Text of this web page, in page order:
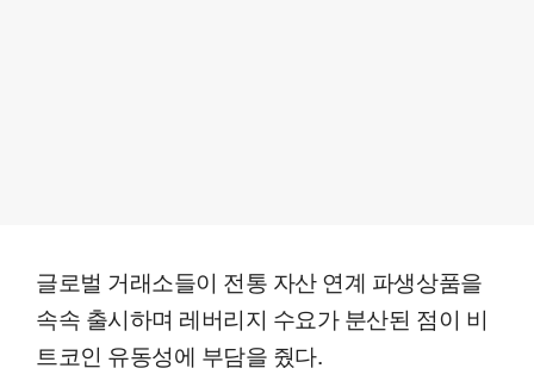
글로벌 거래소들이 전통 자산 연계 파생상품을
속속 출시하며 레버리지 수요가 분산된 점이 비
트코인 유동성에 부담을 줬다.